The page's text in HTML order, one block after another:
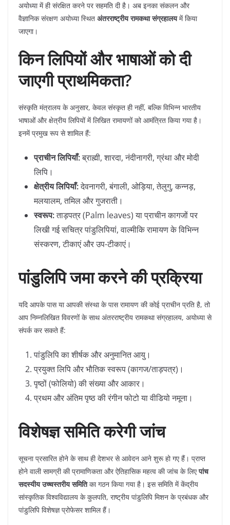
अयोध्या में ही संरक्षित करने पर सहमति दी है। अब इनका संकलन और
वैज्ञानिक संरक्षण अयोध्या स्थित अंतरराष्ट्रीय रामकथा संग्रहालयमें किया
जाएगा।
किन लिपियों और भाषाओं को दी
जाएगी प्राथमिकता?
​संस्कृति मंत्रालय के अनुसार, केवल संस्कृत ही नहीं, बल्कि विभिन्न भारतीय
भाषाओं और क्षेत्रीय लिपियों में लिखित रामायणों को आमंत्रित किया गया है।
इनमें प्रमुख रूप से शामिल हैं:
प्राचीन लिपियाँ:ब्राह्मी, शारदा, नंदीनागरी, ग्रंथा और मोदी
लिपि।
क्षेत्रीय लिपियाँ:देवनागरी, बंगाली, ओड़िया, तेलुगु, कन्नड़,
मलयालम, तमिल और गुजराती।
स्वरूप:ताड़पत्र (Palm leaves) या प्राचीन कागजों पर
लिखी गई सचित्र पांडुलिपियां, वाल्मीकि रामायण के विभिन्न
संस्करण, टीकाएं और उप-टीकाएं।
पांडुलिपि जमा करने की प्रक्रिया
​यदि आपके पास या आपकी संस्था के पास रामायण की कोई प्राचीन प्रति है, तो
आप निम्नलिखित विवरणों के साथ अंतरराष्ट्रीय रामकथा संग्रहालय, अयोध्या से
संपर्क कर सकते हैं:
​पांडुलिपि का शीर्षक और अनुमानित आयु।
​प्रयुक्त लिपि और भौतिक स्वरूप (कागज/ताड़पत्र)।
​पृष्ठों (फोलियो) की संख्या और आकार।
​प्रथम और अंतिम पृष्ठ की रंगीन फोटो या वीडियो नमूना।
विशेषज्ञ समिति करेगी जांच
​सूचना प्रसारित होने के साथ ही देशभर से आवेदन आने शुरू हो गए हैं। प्राप्त
होने वाली सामग्री की प्रामाणिकता और ऐतिहासिक महत्व की जांच के लिएपांच
सदस्यीय उच्चस्तरीय समितिका गठन किया गया है। इस समिति में केंद्रीय
सांस्कृतिक विश्वविद्यालय के कुलपति, राष्ट्रीय पांडुलिपि मिशन के प्रबंधक और
पांडुलिपि विशेषज्ञ प्रोफेसर शामिल हैं।